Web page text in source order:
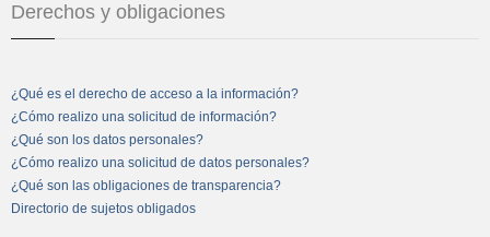
Derechos y obligaciones
¿Qué es el derecho de acceso a la información?
¿Cómo realizo una solicitud de información?
¿Qué son los datos personales?
¿Cómo realizo una solicitud de datos personales?
¿Qué son las obligaciones de transparencia?
Directorio de sujetos obligados